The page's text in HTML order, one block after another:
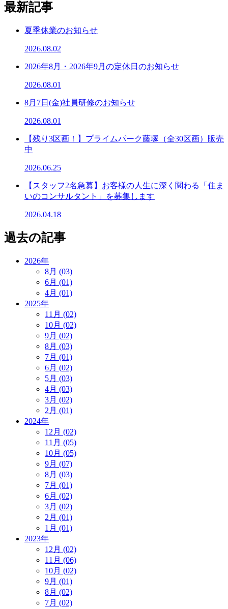
最新記事
夏季休業のお知らせ
2026.08.02
2026年8月・2026年9月の定休日のお知らせ
2026.08.01
8月7日(金)社員研修のお知らせ
2026.08.01
【残り3区画！】プライムパーク藤塚（全30区画）販売
中
2026.06.25
【スタッフ2名急募】お客様の人生に深く関わる「住ま
いのコンサルタント」を募集します
2026.04.18
過去の記事
2026年
8月 (03)
6月 (01)
4月 (01)
2025年
11月 (02)
10月 (02)
9月 (02)
8月 (03)
7月 (01)
6月 (02)
5月 (03)
4月 (03)
3月 (02)
2月 (01)
2024年
12月 (02)
11月 (05)
10月 (05)
9月 (07)
8月 (03)
7月 (01)
6月 (02)
3月 (02)
2月 (01)
1月 (01)
2023年
12月 (02)
11月 (06)
10月 (02)
9月 (01)
8月 (02)
7月 (02)